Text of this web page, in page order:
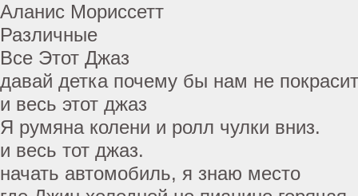
Аланис Мориссетт
Различные
Все Этот Джаз
давай детка почему бы нам не
и весь этот джаз
Я румяна колени и ролл чулки вниз.
и весь тот джаз.
начать автомобиль, я знаю место